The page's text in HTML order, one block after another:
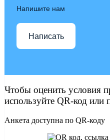
Напишите нам
Написать
Чтобы оценить условия
используйте QR-код или
Анкета доступна по QR-коду